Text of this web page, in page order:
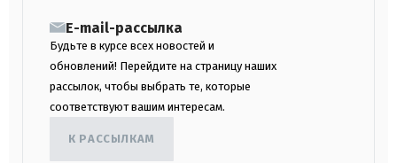
E-mail-рассылка
Будьте в курсе всех новостей и
обновлений! Перейдите на страницу наших
рассылок, чтобы выбрать те, которые
соответствуют вашим интересам.
К РАССЫЛКАМ